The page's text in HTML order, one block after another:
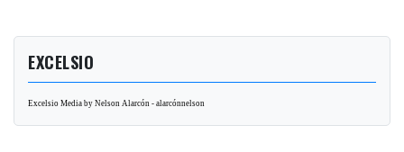
EXCELSIO
Excelsio Media by Nelson Alarcón - alarcónnelson